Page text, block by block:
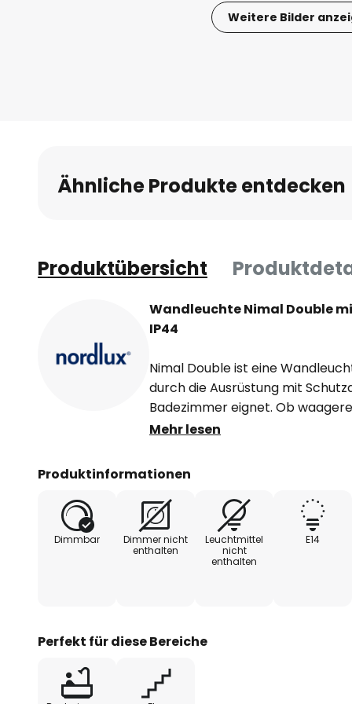
Weitere Bilder
Ähnliche Produkte entdecken
Produktübersicht
Wandleuchte Nimal Double
IP44
Nimal Double ist eine
durch die Ausrüstung mit
Badezimmer eignet. Ob
senkrecht neben dem Spiegel
angenehme Lichtabstrahlung
Mehr lesen
Produktinformationen
Dimmbar
Dimmer nicht
enthalten
Leuchtmittel
nicht
enthalten
E14
Perfekt für diese Bereiche